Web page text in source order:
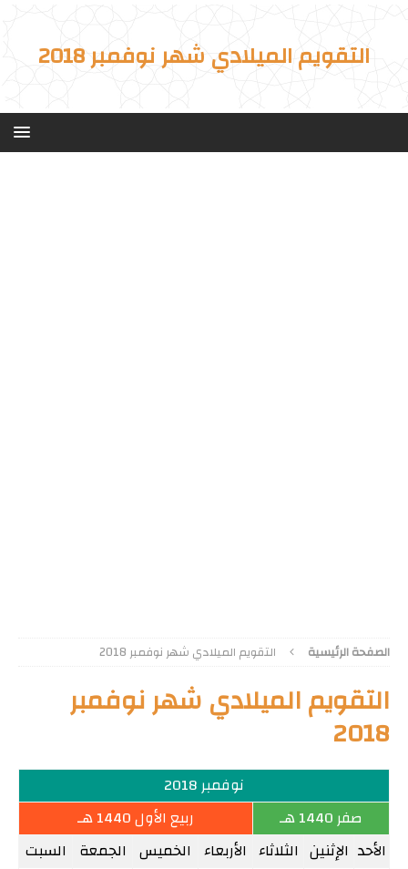
التقويم الميلادي شهر نوفمبر 2018
الصفحة الرئيسية التقويم الميلادي شهر نوفمبر 2018
التقويم الميلادي شهر نوفمبر
2018
نوفمبر 2018
صفر 1440 هـ
ربيع الأول 1440 هـ
الأحد الإثنين الثلاثاء الأربعاء الخميس الجمعة السبت